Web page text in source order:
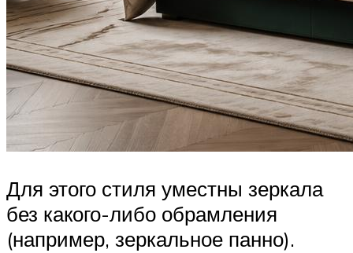
Для этого стиля уместны зеркала
без какого-либо обрамления
(например, зеркальное панно).